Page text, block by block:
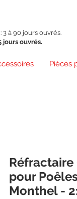
à 90 jours ouvrés.
jours ouvrés.
Pièces
pour
Monthel -